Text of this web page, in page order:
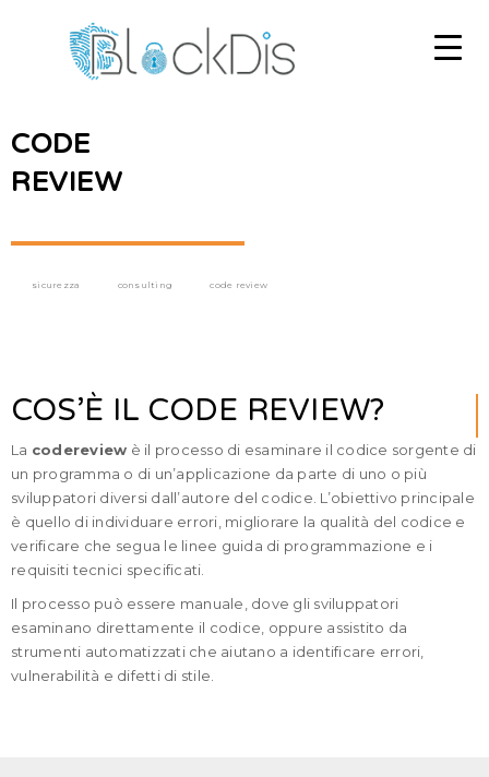
CODE
REVIEW
sicurezza consulting code review
COS’È IL CODE REVIEW?
La codereview è il processo di esaminare il codice sorgente di
un programma o di un’applicazione da parte di uno o più
sviluppatori diversi dall’autore del codice. L’obiettivo principale
è quello di individuare errori, migliorare la qualità del codice e
verificare che segua le linee guida di programmazione e i
requisiti tecnici specificati.
Il processo può essere manuale, dove gli sviluppatori
esaminano direttamente il codice, oppure assistito da
strumenti automatizzati che aiutano a identificare errori,
vulnerabilità e difetti di stile.